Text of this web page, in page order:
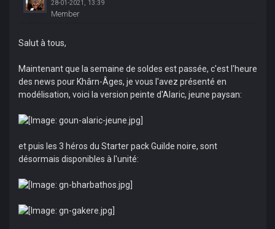
28-01-2021, 13:39
Member
Salut à tous,
Maintenant que la semaine de soldes est passée, c'est l'heure
des news pour Khârn-Âges, je vous l'avez présenté en
modélisation, voici la version peinte d'Alaric, jeune paysan:
et puis les 3 héros du Starter pack Guilde noire, sont
désormais disponibles à l'unité: